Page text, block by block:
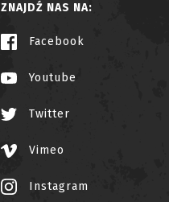
ZNAJDŹ NAS NA:
Facebook
Youtube
Twitter
Vimeo
Instagram